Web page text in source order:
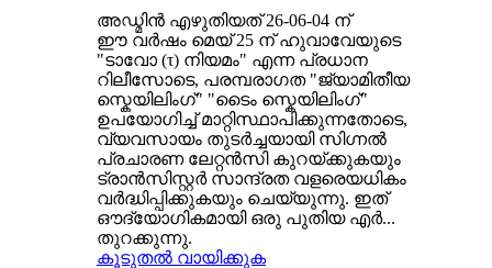
അഡ്മിൻ എഴുതിയത് 26-06-04 ന്
ഈ വർഷം മെയ് 25 ന് ഹുവാവേയുടെ
"ടാവോ (τ) നിയമം" എന്ന പ്രധാന
റിലീസോടെ, പരമ്പരാഗത "ജ്യാമിതീയ
സ്കെയിലിംഗ്" "ടൈം സ്കെയിലിംഗ്"
ഉപയോഗിച്ച് മാറ്റിസ്ഥാപിക്കുന്നതോടെ,
വ്യവസായം തുടർച്ചയായി സിഗ്നൽ
പ്രചാരണ ലേറ്റൻസി കുറയ്ക്കുകയും
ട്രാൻസിസ്റ്റർ സാന്ദ്രത വളരെയധികം
വർദ്ധിപ്പിക്കുകയും ചെയ്യുന്നു. ഇത്
ഔദ്യോഗികമായി ഒരു പുതിയ എർ...
തുറക്കുന്നു.
കൂടുതൽ വായിക്കുക